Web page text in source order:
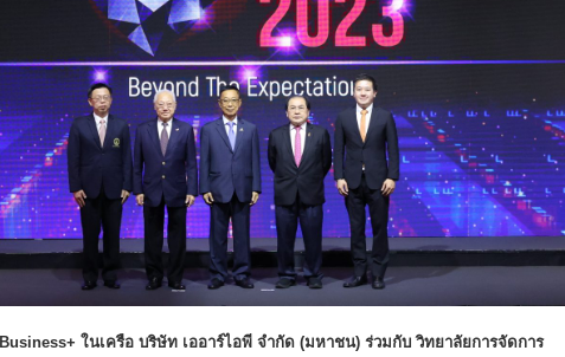
Business+ ในเครือ บริษัท เออาร์ไอพี จำกัด (มหาชน) ร่วมกับ วิทยาลัยการจัดการ